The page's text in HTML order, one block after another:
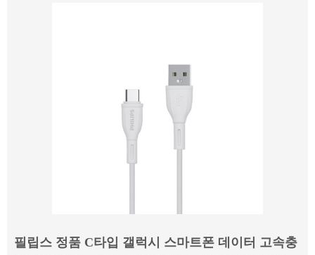
필립스 정품 C타입 갤럭시 스마트폰 데이터 고속충